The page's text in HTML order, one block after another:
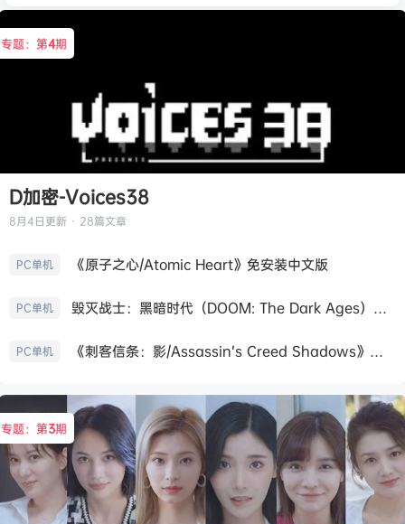
专题：第4期
D加密-Voices38
8月4日更新 · 28篇文章
PC单机 《原子之心/Atomic Heart》免安装中文版
PC单机 毁灭战士：黑暗时代（DOOM: The Dark Ages）免安装中文版
PC单机 《刺客信条：影/Assassin’s Creed Shadows》免安装版，非虚拟机
专题：第3期